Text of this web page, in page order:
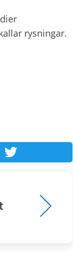
rysningar.